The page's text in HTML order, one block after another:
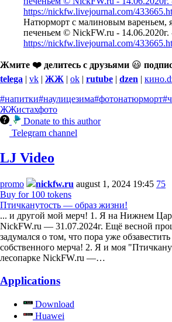
Натюрморт с малиновым вареньем,
печеньем © NickFW.ru - 14.06.2020г.
https://nickfw.livejournal.com/
Жмите ❤️ делитесь с друзьями 😃
telega | vk | ЖЖ | ok | rutube | dzen |
#напитки#наулицезима#фотонатюрморт
ЖЖистахфото
Donate to this author
Telegram channel
LJ Video
promo nickfw.ru august 1, 2024 19:45 75
Buy for 100 tokens
Птичканутость — образ жизни!
... и другой мой мерч! 1. Я на Нижнем
NickFW.ru — 31.07.2024г. Ещё весной
задумался о том, что пора уже
собственного мерча! 2. Я и моя
лесопарке NickFW.ru —…
Applications
Download
Huawei